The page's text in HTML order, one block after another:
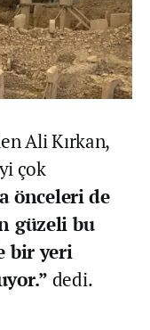
Ali Kırkan,
çok
önceleri de
güzeli bu
bir yeri
dedi.